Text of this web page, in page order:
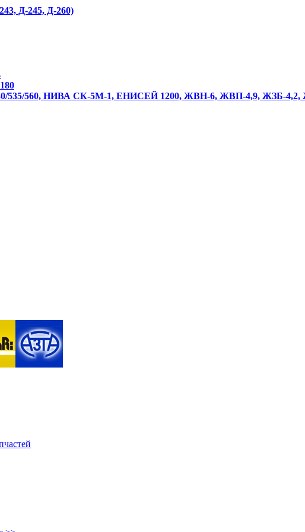
Д-245, Д-260)
535/560, НИВА СК-5М-1, ЕНИСЕЙ 1200, ЖВН-6, ЖВП-4,9, ЖЗБ-4,2,